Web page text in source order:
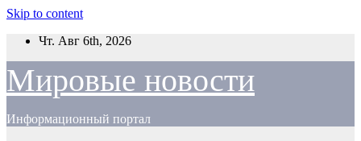
Skip to content
Чт. Авг 6th, 2026
Мировые новости
Информационный портал